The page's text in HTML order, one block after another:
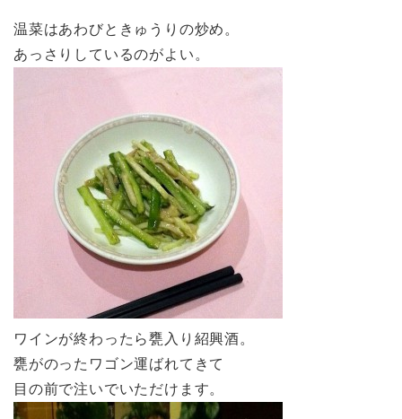
温菜はあわびときゅうりの炒め。
あっさりしているのがよい。
ワインが終わったら甕入り紹興酒。
甕がのったワゴン運ばれてきて
目の前で注いでいただけます。